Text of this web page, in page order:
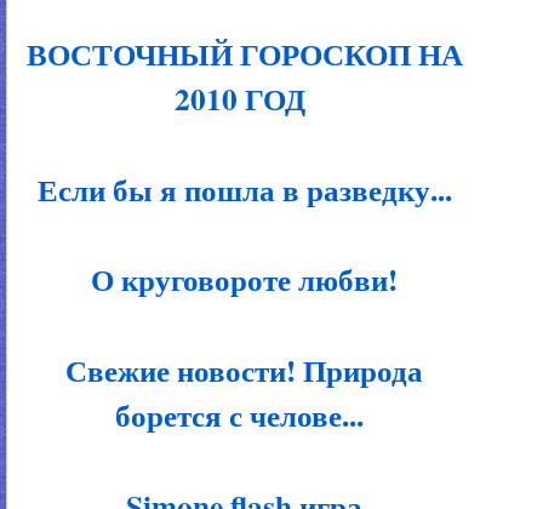
ВОСТОЧНЫЙ ГОРОСКОП НА
2010 ГОД
Если бы я пошла в разведку...
О круговороте любви!
Свежие новости! Природа
борется с челове...